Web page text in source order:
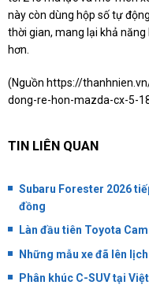
này còn dùng hộp số tự
thời gian, mang lại khả
hơn.
(Nguồn https://
dong-re-hon-mazda-cx-5-
TIN LIÊN QUAN
Subaru Forester 2026
đồng
Làn đầu tiên Toyota
Những mẫu xe đã lên
Phân khúc C-SUV tại